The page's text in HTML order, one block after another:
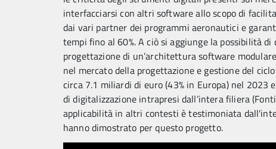
interfacciarsi con altri software allo scopo di
dai vari partner dei programmi aeronautici e
tempi fino al 60%. A ciò si aggiunge la possibilità
progettazione di un’architettura software
nel mercato della progettazione e gestione del
circa 7.1 miliardi di euro (43% in Europa) nel 2023
di digitalizzazione intrapresi dall’intera filiera
applicabilità in altri contesti è testimoniata
hanno dimostrato per questo progetto.